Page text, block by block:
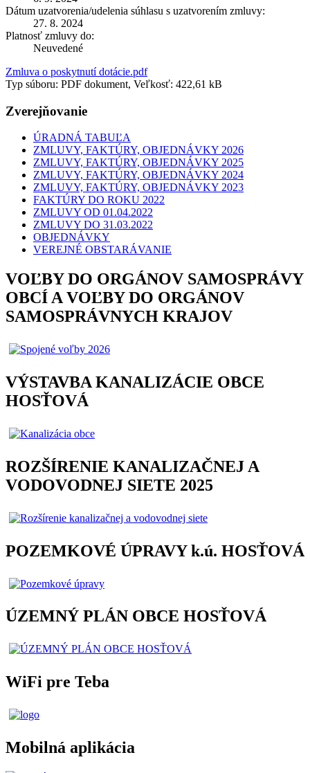
Dátum uzatvorenia/udelenia súhlasu s uzatvorením zmluvy:
27. 8. 2024
Platnosť zmluvy do:
Neuvedené
Zmluva o poskytnutí dotácie.pdf
Typ súboru: PDF dokument, Veľkosť: 422,61 kB
Zverejňovanie
ÚRADNÁ TABUĽA
ZMLUVY, FAKTÚRY, OBJEDNÁVKY 2026
ZMLUVY, FAKTÚRY, OBJEDNÁVKY 2025
ZMLUVY, FAKTÚRY, OBJEDNÁVKY 2024
ZMLUVY, FAKTÚRY, OBJEDNÁVKY 2023
FAKTÚRY DO ROKU 2022
ZMLUVY OD 01.04.2022
ZMLUVY DO 31.03.2022
OBJEDNÁVKY
VEREJNÉ OBSTARÁVANIE
VOĽBY DO ORGÁNOV SAMOSPRÁVY
OBCÍ A VOĽBY DO ORGÁNOV
SAMOSPRÁVNYCH KRAJOV
VÝSTAVBA KANALIZÁCIE OBCE
HOSŤOVÁ
ROZŠÍRENIE KANALIZAČNEJ A
VODOVODNEJ SIETE 2025
POZEMKOVÉ ÚPRAVY k.ú. HOSŤOVÁ
ÚZEMNÝ PLÁN OBCE HOSŤOVÁ
WiFi pre Teba
Mobilná aplikácia